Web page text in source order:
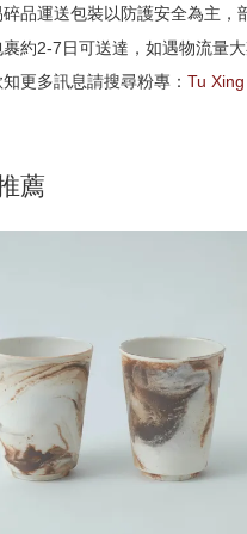
碎品運送包裝以防護安全為主，
裹約2-7日可送達，如遇物流量大
更多訊息請搜尋粉專： Tu
薦